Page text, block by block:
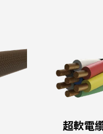
超軟電